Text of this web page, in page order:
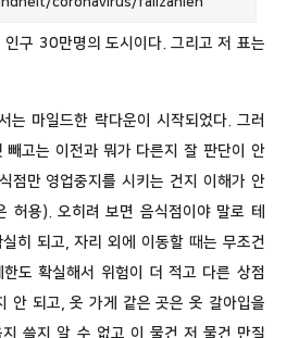
인구 30만명의 도시이다. 그리고 저 표는
는 마일드한 락다운이 시작되었다. 그러
빼고는 이전과 뭐가 다른지 잘 판단이 안
점만 영업중지를 시키는 건지 이해가 안
허용). 오히려 보면 음식점이야 말로 테
히 되고, 자리 외에 이동할 때는 무조건
도 확실해서 위험이 더 적고 다른 상점
안 되고, 옷 가게 같은 곳은 옷 갈아입을
쓸지 알 수 없고 이 물건 저 물건 만질